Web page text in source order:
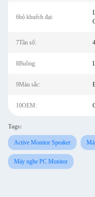
6bộ khuếch đại:
7Tần số:
8Buồng:
9Màu sắc:
10OEM:
Tags:
Active Monitor Speaker
Máy nghe PC Monitor